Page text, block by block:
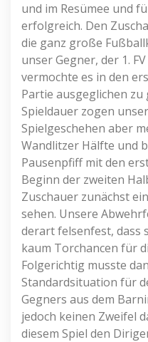
und im Resümee und
erfolgreich. Den
die ganz große
unser Gegner, der 1.
vermochte es in den
Partie ausgeglichen
Spieldauer zogen
Spielgeschehen aber
Wandlitzer Hälfte und
Pausenpfiff mit den
Beginn der zweiten
Zuschauer zunächst
sehen. Unsere
derart felsenfest, dass
kaum Torchancen für
Folgerichtig musste
Standardsituation für
Gegners aus dem
jedoch keinen Zweifel
diesem Spiel den